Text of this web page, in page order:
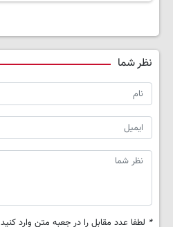
نظر شما
* لطفا عدد مقابل را در جعبه متن وارد کنید